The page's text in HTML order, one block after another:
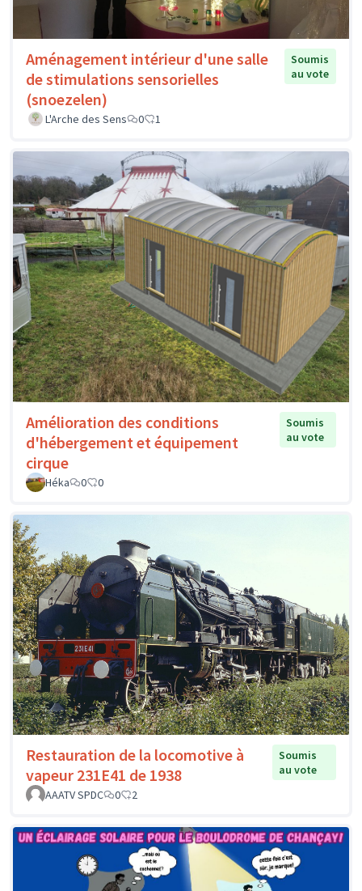
Aménagement intérieur d'une salle
de stimulations sensorielles
(snoezelen)
Soumis
au vote
L'Arche des Sens 0 1
Amélioration des conditions
d'hébergement et équipement
cirque
Soumis
au vote
Héka 0 0
Restauration de la locomotive à
vapeur 231E41 de 1938
Soumis
au vote
AAATV SPDC
0 2